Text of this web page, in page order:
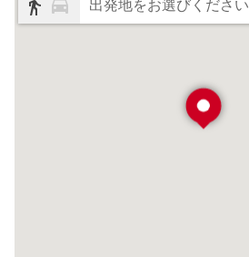
出発地をお選びください